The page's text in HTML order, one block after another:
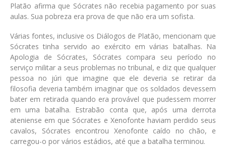
Platão afirma que Sócrates não recebia pagamento por suas
aulas. Sua pobreza era prova de que não era um sofista.
Várias fontes, inclusive os Diálogos de Platão, mencionam que
Sócrates tinha servido ao exército em várias batalhas. Na
Apologia de Sócrates, Sócrates compara seu período no
serviço militar a seus problemas no tribunal, e diz que qualquer
pessoa no júri que imagine que ele deveria se retirar da
filosofia deveria também imaginar que os soldados devessem
bater em retirada quando era provável que pudessem morrer
em uma batalha. Estrabão conta que, após uma derrota
ateniense em que Sócrates e Xenofonte haviam perdido seus
cavalos, Sócrates encontrou Xenofonte caído no chão, e
carregou-o por vários estádios, até que a batalha terminou.